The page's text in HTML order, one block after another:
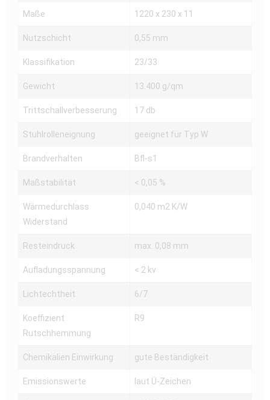
Maße 1220 x 230 x 11
Nutzschicht 0,55 mm
Klassifikation 23/33
Gewicht 13.400 g/qm
Trittschallverbesserung 17 db
Stuhlrolleneignung geeignet für Typ W
Brandverhalten Bfl-s1
Maßstabilität < 0,05 %
Wärmedurchlass
Widerstand
0,040 m2 K/W
Resteindruck max. 0,08 mm
Aufladungsspannung < 2 kv
Lichtechtheit 6/7
Koeffizient
Rutschhemmung
R9
Chemikalien Einwirkung gute Beständigkeit
Emissionswerte laut Ü-Zeichen